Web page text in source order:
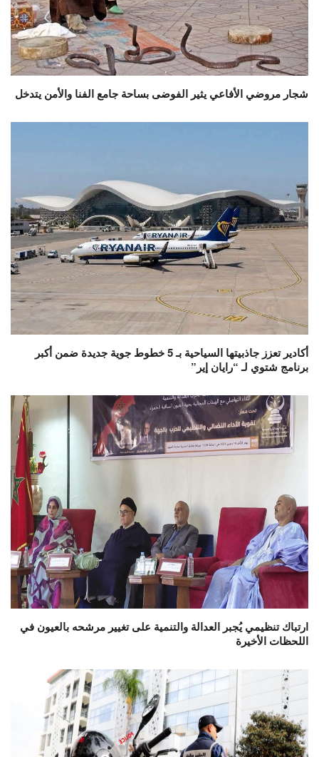
شجار مروضي الأفاعي يثير الفوضى بساحة جامع الفنا والأمن يتدخل
أكادير تعزز جاذبيتها السياحية بـ 5 خطوط جوية جديدة ضمن أكبر
برنامج شتوي لـ “رايان إير”
ارتباك تنظيمي يُجبر العدالة والتنمية على تغيير مرشحه بالعيون في
اللحظات الأخيرة